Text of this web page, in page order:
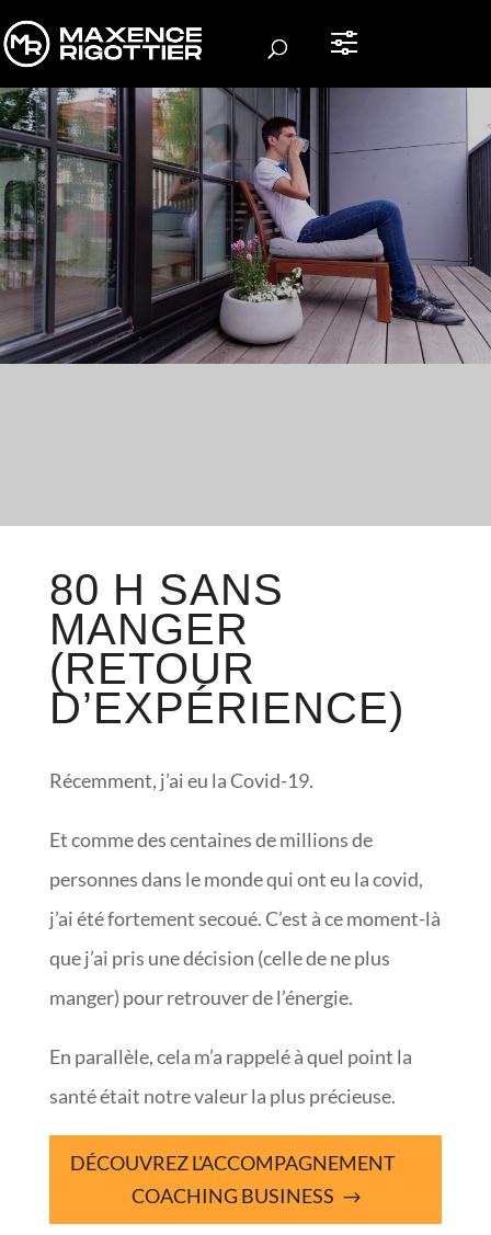
80 H SANS
MANGER
(RETOUR
D’EXPÉRIENCE)
Récemment, j’ai eu la Covid-19.
Et comme des centaines de millions de
personnes dans le monde qui ont eu la covid,
j’ai été fortement secoué. C’est à ce moment-là
que j’ai pris une décision (celle de ne plus
manger) pour retrouver de l’énergie.
En parallèle, cela m’a rappelé à quel point la
santé était notre valeur la plus précieuse.
DÉCOUVREZ L'ACCOMPAGNEMENT
COACHING BUSINESS